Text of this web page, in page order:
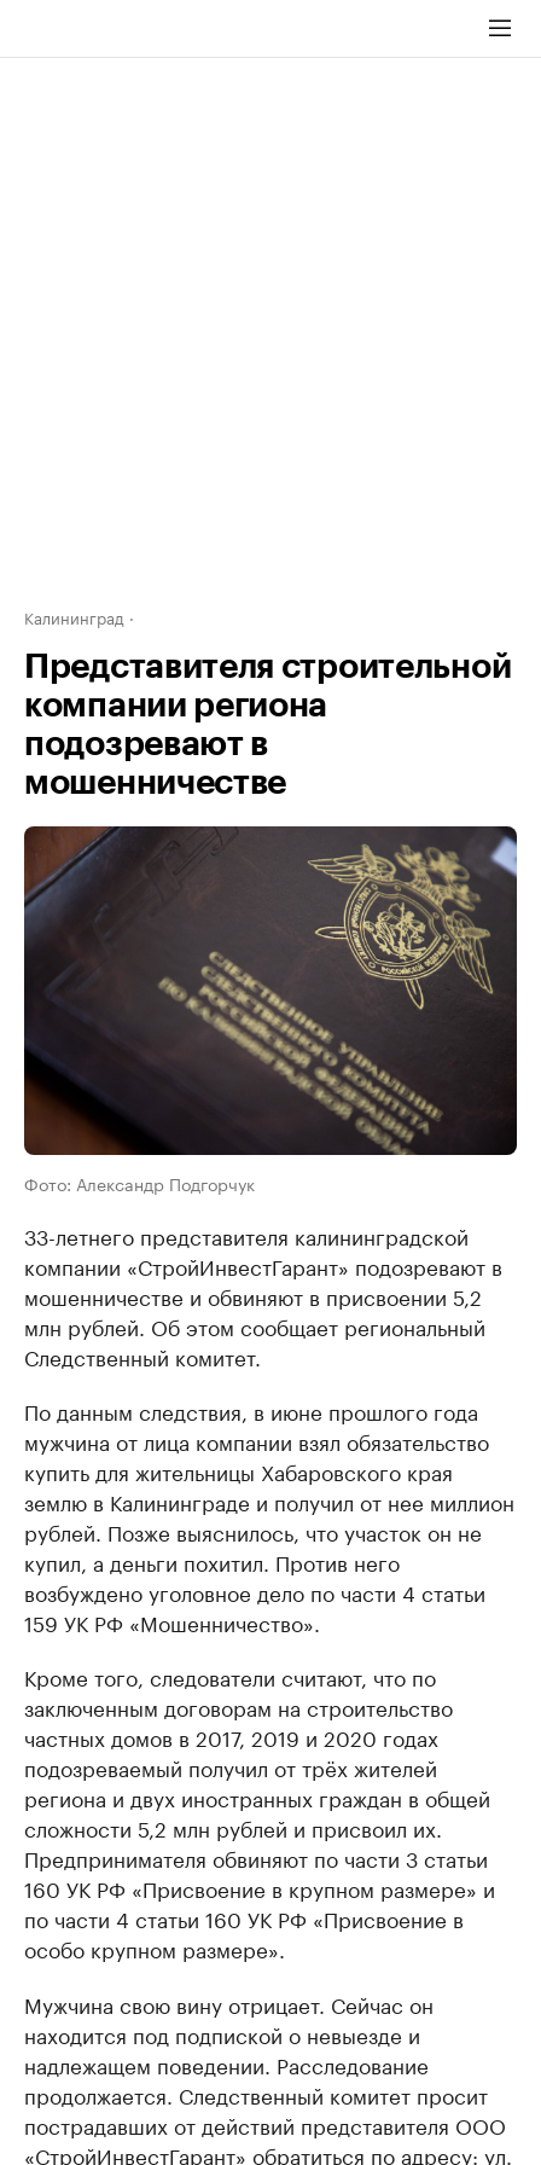
Калининград
Представителя строительной
компании региона
подозревают в
мошенничестве
Фото: Александр Подгорчук
33-летнего представителя калининградской
компании «СтройИнвестГарант» подозревают в
мошенничестве и обвиняют в присвоении 5,2
млн рублей. Об этом сообщает региональный
Следственный комитет.
По данным следствия, в июне прошлого года
мужчина от лица компании взял обязательство
купить для жительницы Хабаровского края
землю в Калининграде и получил от нее миллион
рублей. Позже выяснилось, что участок он не
купил, а деньги похитил. Против него
возбуждено уголовное дело по части 4 статьи
159 УК РФ «Мошенничество».
Кроме того, следователи считают, что по
заключенным договорам на строительство
частных домов в 2017, 2019 и 2020 годах
подозреваемый получил от трёх жителей
региона и двух иностранных граждан в общей
сложности 5,2 млн рублей и присвоил их.
Предпринимателя обвиняют по части 3 статьи
160 УК РФ «Присвоение в крупном размере» и
по части 4 статьи 160 УК РФ «Присвоение в
особо крупном размере».
Мужчина свою вину отрицает. Сейчас он
находится под подпиской о невыезде и
надлежащем поведении. Расследование
продолжается. Следственный комитет просит
пострадавших от действий представителя ООО
«СтройИнвестГарант» обратиться по адресу: ул.